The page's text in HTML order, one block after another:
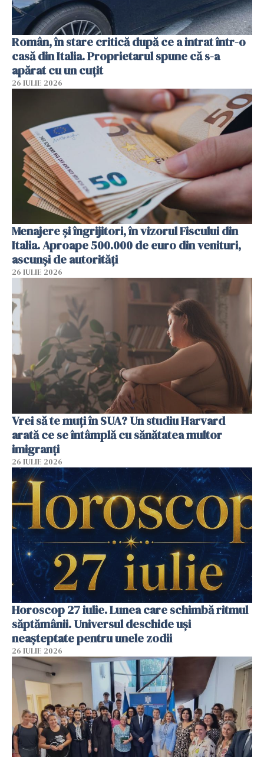
Român, în stare critică după ce a intrat într-o
casă din Italia. Proprietarul spune că s-a
apărat cu un cuțit
26 IULIE 2026
Menajere și îngrijitori, în vizorul Fiscului din
Italia. Aproape 500.000 de euro din venituri,
ascunși de autorități
26 IULIE 2026
Vrei să te muți în SUA? Un studiu Harvard
arată ce se întâmplă cu sănătatea multor
imigranți
26 IULIE 2026
Horoscop 27 iulie. Lunea care schimbă ritmul
săptămânii. Universul deschide uși
neașteptate pentru unele zodii
26 IULIE 2026